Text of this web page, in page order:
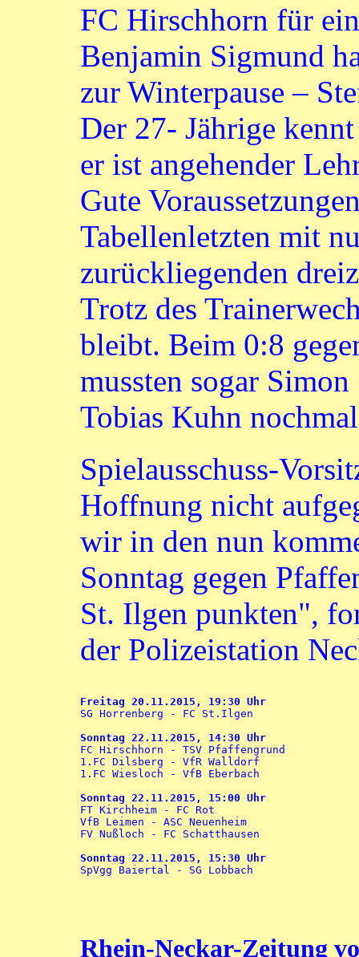
FC Hirschhorn für
Benjamin Sigmund
zur Winterpause –
Der 27- Jährige
er ist angehender
Gute
Tabellenletzten mit
zurückliegenden
Trotz des
bleibt. Beim 0:8
mussten sogar
Tobias Kuhn
Spielausschuss-
Hoffnung nicht
wir in den nun
Sonntag gegen
St. Ilgen punkten",
der Polizeistation
Freitag 20.11.2015, 19:30 Uhr
SG Horrenberg - FC St.Ilgen
Sonntag 22.11.2015, 14:30 Uhr
FC Hirschhorn - TSV Pfaffengrund
1.FC Dilsberg - VfR Walldorf
1.FC Wiesloch - VfB Eberbach
Sonntag 22.11.2015, 15:00 Uhr
FT Kirchheim - FC Rot
VfB Leimen - ASC Neuenheim
FV Nußloch - FC Schatthausen
Sonntag 22.11.2015, 15:30 Uhr
SpVgg Baiertal - SG Lobbach
Rhein-Neckar-Zeitung